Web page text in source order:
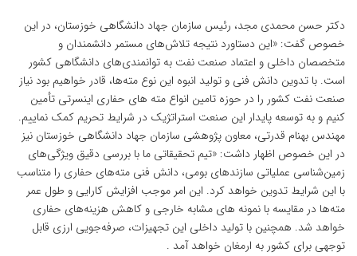
دکتر حسن محمدی مجد، رئیس سازمان جهاد دانشگاهی خوزستان، در این
خصوص گفت: «این دستاورد نتیجه تلاش‌های مستمر دانشمندان و
متخصصان داخلی و اعتماد صنعت نفت به توانمندی‌های دانشگاهی کشور
است. با تدوین دانش فنی و تولید انبوه این نوع مته‌ها، قادر خواهیم بود نیاز
صنعت نفت کشور را در حوزه تامین انواع مته های حفاری اینسرتی تأمین
کنیم و به توسعه پایدار این صنعت استراتژیک در شرایط تحریم کمک نماییم.
مهندس بهنام قدرتی، معاون پژوهشی سازمان جهاد دانشگاهی خوزستان نیز
در این خصوص اظهار داشت: «تیم تحقیقاتی ما با بررسی دقیق ویژگی‌های
زمین‌شناسی عملیاتی سازندهای بومی، دانش فنی مته‌های حفاری را متناسب
با این شرایط تدوین خواهد کرد. این امر موجب افزایش کارایی و طول عمر
مته‌ها در مقایسه با نمونه های مشابه خارجی و کاهش هزینه‌های حفاری
خواهد شد. همچنین با تولید داخلی این تجهیزات، صرفه‌جویی ارزی قابل
توجهی برای کشور به ارمغان خواهد آمد .